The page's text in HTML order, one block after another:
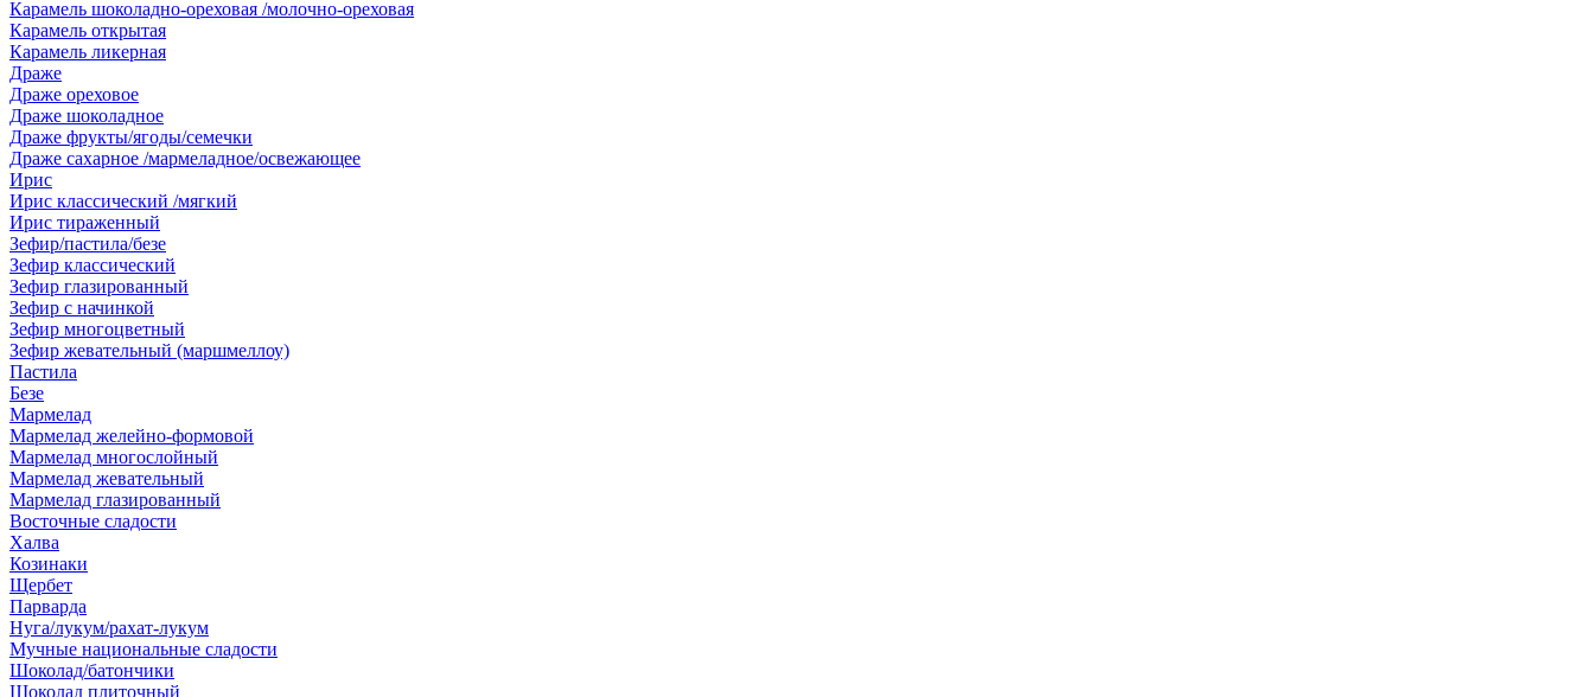
Карамель шоколадно-ореховая /молочно-ореховая
Карамель открытая
Карамель ликерная
Драже
Драже ореховое
Драже шоколадное
Драже фрукты/ягоды/семечки
Драже сахарное /мармеладное/освежающее
Ирис
Ирис классический /мягкий
Ирис тираженный
Зефир/пастила/безе
Зефир классический
Зефир глазированный
Зефир с начинкой
Зефир многоцветный
Зефир жевательный (маршмеллоу)
Пастила
Безе
Мармелад
Мармелад желейно-формовой
Мармелад многослойный
Мармелад жевательный
Мармелад глазированный
Восточные сладости
Халва
Козинаки
Щербет
Парварда
Нуга/лукум/рахат-лукум
Мучные национальные сладости
Шоколад/батончики
Шоколад плиточный